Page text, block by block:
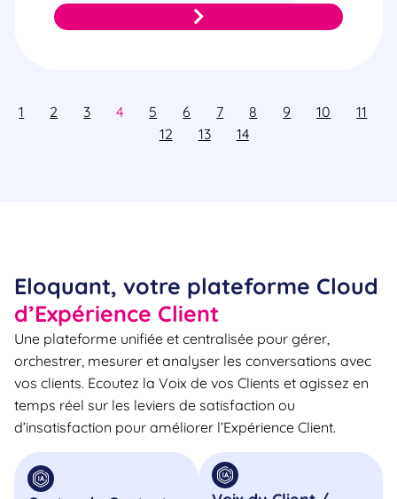
1 2 3 4 5 6 7 8 9 10
11
12
13 14
Eloquant, votre plateforme Cloud
d’Expérience Client
Une plateforme unifiée et centralisée pour gérer,
orchestrer, mesurer et analyser les conversations avec
vos clients. Ecoutez la Voix de vos Clients et agissez en
temps réel sur les leviers de satisfaction ou
d’insatisfaction pour améliorer l’Expérience Client.